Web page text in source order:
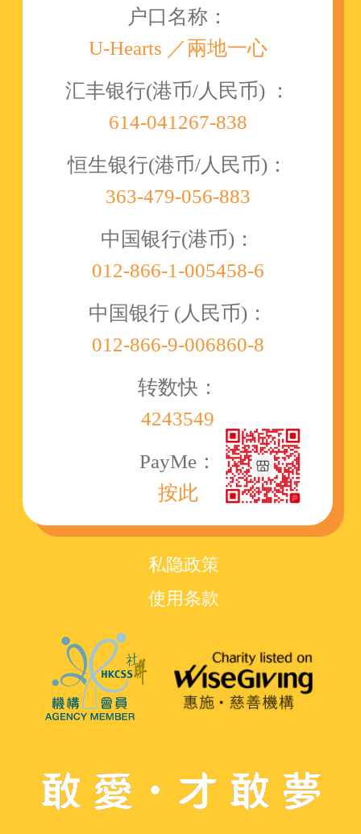
户口名称：
U-Hearts ／兩地一心
汇丰银行(港币/人民币) ：
614-041267-838
恒生银行(港币/人民币)：
363-479-056-883
中国银行(港币)：
012-866-1-005458-6
中国银行 (人民币)：
012-866-9-006860-8
转数快：
4243549
PayMe：
按此
私隐政策
使用条款